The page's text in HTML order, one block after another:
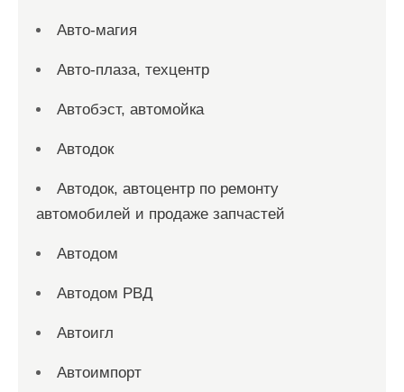
Авто-магия
Авто-плаза, техцентр
Автобэст, автомойка
Автодок
Автодок, автоцентр по ремонту
автомобилей и продаже запчастей
Автодом
Автодом РВД
Автоигл
Автоимпорт